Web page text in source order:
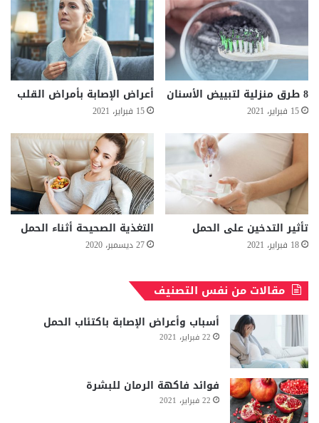
8 طرق منزلية لتبييض الأسنان
15 فبراير، 2021
أعراض الإصابة بأمراض القلب
15 فبراير، 2021
تأثير التدخين على الحمل
18 فبراير، 2021
التغذية الصحيحة أثناء الحمل
27 ديسمبر، 2020
مقالات من نفس التصنيف
أسباب وأعراض الإصابة باكتئاب الحمل
22 فبراير، 2021
فوائد فاكهة الرمان للبشرة
22 فبراير، 2021